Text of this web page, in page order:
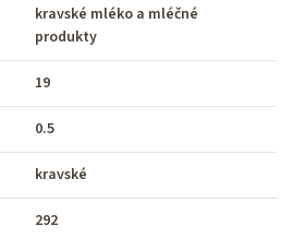
kravské mléko a mléčné
produkty
19
0.5
kravské
292